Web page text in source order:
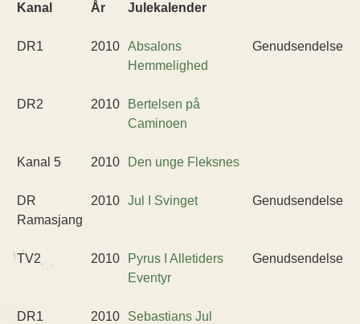
Kanal År Julekalender
DR1 2010 Absalons
Hemmelighed
Genudsendelse
DR2 2010
Bertelsen på
Caminoen
Kanal 5 2010 Den unge Fleksnes
DR
Ramasjang
2010 Jul I Svinget Genudsendelse
TV2 2010
Pyrus I Alletiders
Eventyr
Genudsendelse
DR1 2010 Sebastians Jul